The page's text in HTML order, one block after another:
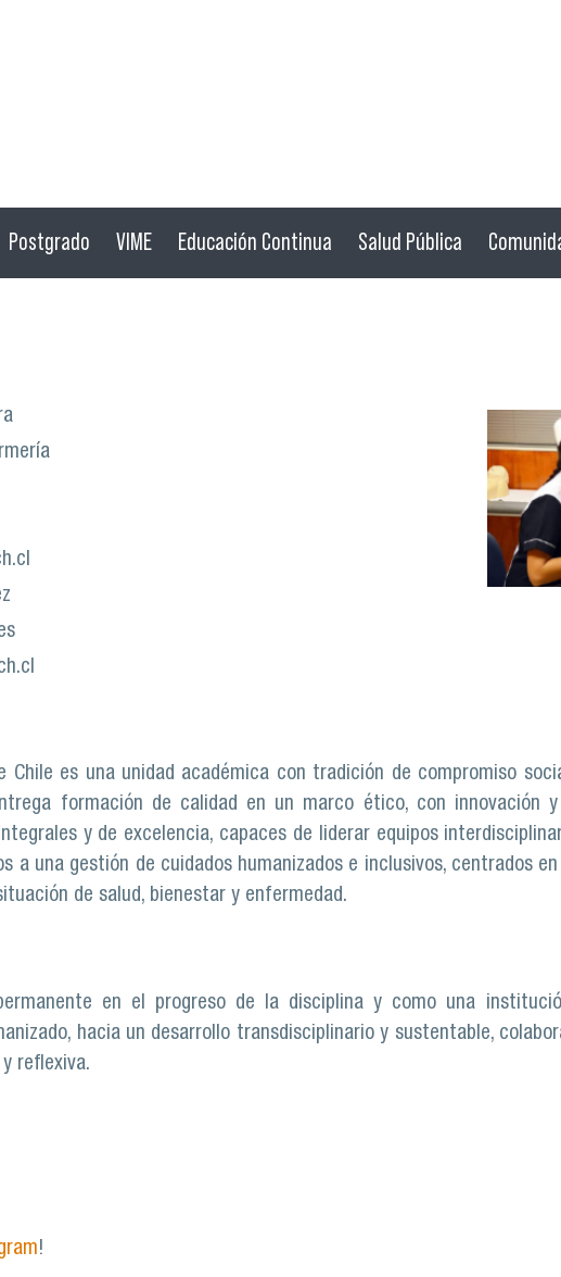
Postgrado VIME Educación Continua Salud Pública
Chile es una unidad académica con tradición de compromiso
formación de calidad en un marco ético, con innovación
y de excelencia, capaces de liderar equipos
a una gestión de cuidados humanizados e inclusivos, centrados
de salud, bienestar y enfermedad.
en el progreso de la disciplina y como una
hacia un desarrollo transdisciplinario y sustentable,
reflexiva.
!